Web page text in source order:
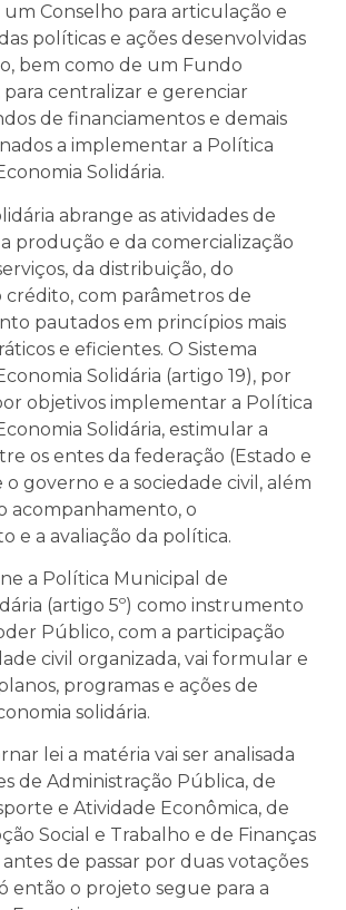
Conselho para articulação e
políticas e ações desenvolvidas
bem como de um Fundo
centralizar e gerenciar
de financiamentos e demais
a implementar a Política
Solidária.
abrange as atividades de
produção e da comercialização
da distribuição, do
crédito, com parâmetros de
pautados em princípios mais
e eficientes. O Sistema
Solidária (artigo 19), por
objetivos implementar a Política
Solidária, estimular a
os entes da federação (Estado e
governo e a sociedade civil, além
acompanhamento, o
e a avaliação da política.
a Política Municipal de
(artigo 5º) como instrumento
Público, com a participação
civil organizada, vai formular e
programas e ações de
solidária.
lei a matéria vai ser analisada
de Administração Pública, de
e Atividade Econômica, de
Social e Trabalho e de Finanças
de passar por duas votações
então o projeto segue para a